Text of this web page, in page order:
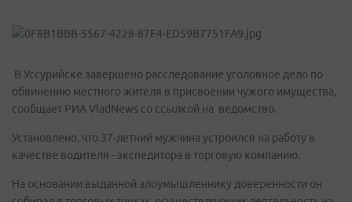
В Уссурийске завершено расследование уголовное дело по
обвинению местного жителя в присвоении чужого имущества,
сообщает РИА VladNews со ссылкой на ведомство.
Установлено, что 37-летний мужчина устроился на работу в
качестве водителя - экспедитора в торговую компанию.
На основании выданной злоумышленнику доверенности он